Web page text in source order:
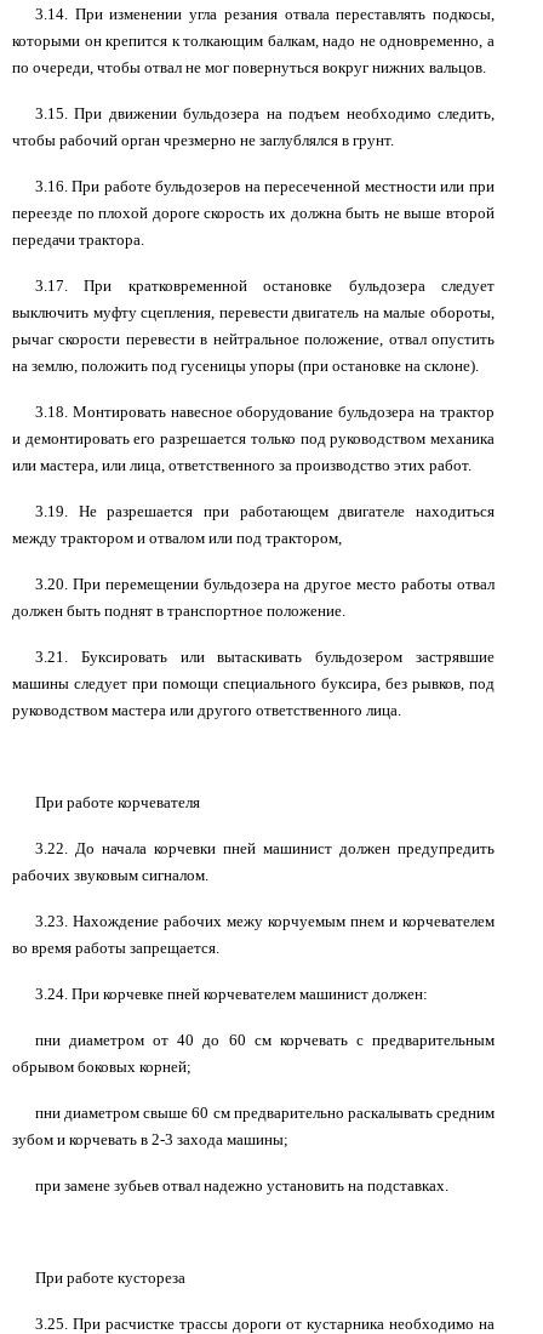
3.14. При изменении угла резания отвала переставлять подкосы,
которыми он крепится к толкающим балкам, надо не одновременно, а
по очереди, чтобы отвал не мог повернуться вокруг нижних вальцов.
3.15. При движении бульдозера на подъем необходимо следить,
чтобы рабочий орган чрезмерно не заглублялся в грунт.
3.16. При работе бульдозеров на пересеченной местности или при
переезде по плохой дороге скорость их должна быть не выше второй
передачи трактора.
3.17. При кратковременной остановке бульдозера следует
выключить муфту сцепления, перевести двигатель на малые обороты,
рычаг скорости перевести в нейтральное положение, отвал опустить
на землю, положить под гусеницы упоры (при остановке на склоне).
3.18. Монтировать навесное оборудование бульдозера на трактор
и демонтировать его разрешается только под руководством механика
или мастера, или лица, ответственного за производство этих работ.
3.19. Не разрешается при работающем двигателе находиться
между трактором и отвалом или под трактором,
3.20. При перемещении бульдозера на другое место работы отвал
должен быть поднят в транспортное положение.
3.21. Буксировать или вытаскивать бульдозером застрявшие
машины следует при помощи специального буксира, без рывков, под
руководством мастера или другого ответственного лица.
При работе корчевателя
3.22. До начала корчевки пней машинист должен предупредить
рабочих звуковым сигналом.
3.23. Нахождение рабочих межу корчуемым пнем и корчевателем
во время работы запрещается.
3.24. При корчевке пней корчевателем машинист должен:
пни диаметром от 40 до 60 см корчевать с предварительным
обрывом боковых корней;
пни диаметром свыше 60 см предварительно раскалывать средним
зубом и корчевать в 2-3 захода машины;
при замене зубьев отвал надежно установить на подставках.
При работе кустореза
3.25. При расчистке трассы дороги от кустарника необходимо на